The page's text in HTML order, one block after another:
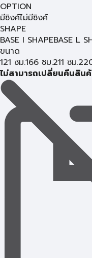
OPTION
มีซิงค์ไม่มีซิงค์
SHAPE
BASE I SHAPEBASE L
ขนาด
121 ซม.166 ซม.211 ซม.
ไม่สามารถเปลี่ยนคืนสิน